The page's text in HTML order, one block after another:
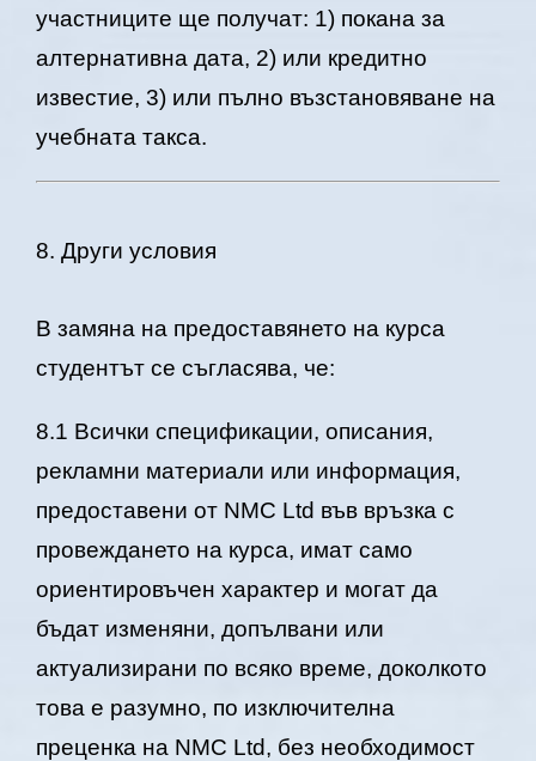
участниците ще получат: 1) покана за
алтернативна дата, 2) или кредитно
известие, 3) или пълно възстановяване на
учебната такса.
8. Други условия
В замяна на предоставянето на курса
студентът се съгласява, че:
8.1 Всички спецификации, описания,
рекламни материали или информация,
предоставени от NMC Ltd във връзка с
провеждането на курса, имат само
ориентировъчен характер и могат да
бъдат изменяни, допълвани или
актуализирани по всяко време, доколкото
това е разумно, по изключителна
преценка на NMC Ltd, без необходимост